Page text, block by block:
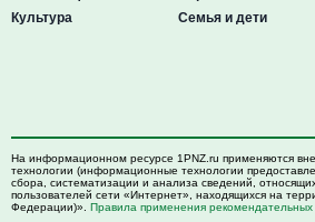
Культура
Семья и дети
На информационном ресурсе 1PNZ.ru применяются
технологии (информационные технологии
сбора, систематизации и анализа сведений,
пользователей сети «Интернет», находящихся на
Федерации)». Правила применения рекомендательных